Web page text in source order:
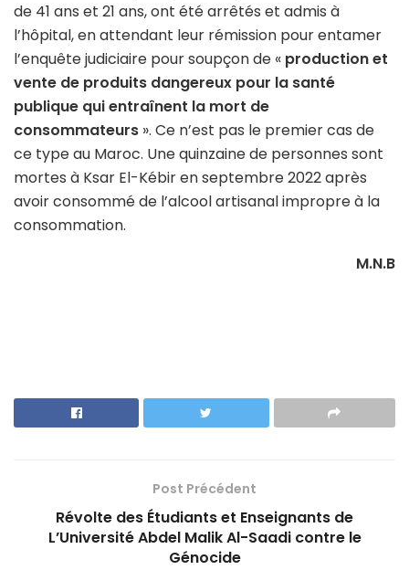
de 41 ans et 21 ans, ont été arrêtés et admis à
l’hôpital, en attendant leur rémission pour entamer
l’enquête judiciaire pour soupçon de « production et
vente de produits dangereux pour la santé
publique qui entraînent la mort de
consommateurs ». Ce n’est pas le premier cas de
ce type au Maroc. Une quinzaine de personnes sont
mortes à Ksar El-Kébir en septembre 2022 après
avoir consommé de l’alcool artisanal impropre à la
consommation.
M.N.B
Post Précédent
Révolte des Étudiants et Enseignants de
L’Université Abdel Malik Al-Saadi contre le
Génocide